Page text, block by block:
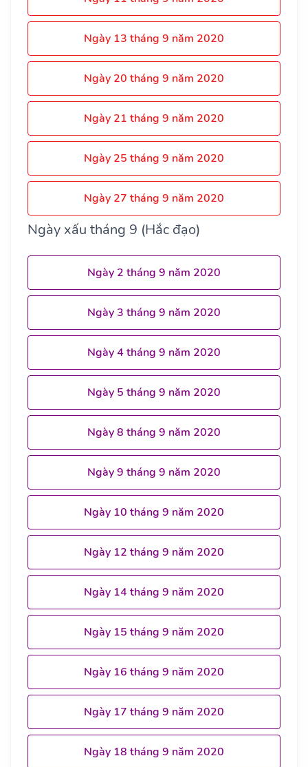
Ngày 13 tháng 9 năm 2020
Ngày 20 tháng 9 năm 2020
Ngày 21 tháng 9 năm 2020
Ngày 25 tháng 9 năm 2020
Ngày 27 tháng 9 năm 2020
Ngày xấu tháng 9 (Hắc đạo)
Ngày 2 tháng 9 năm 2020
Ngày 3 tháng 9 năm 2020
Ngày 4 tháng 9 năm 2020
Ngày 5 tháng 9 năm 2020
Ngày 8 tháng 9 năm 2020
Ngày 9 tháng 9 năm 2020
Ngày 10 tháng 9 năm 2020
Ngày 12 tháng 9 năm 2020
Ngày 14 tháng 9 năm 2020
Ngày 15 tháng 9 năm 2020
Ngày 16 tháng 9 năm 2020
Ngày 17 tháng 9 năm 2020
Ngày 18 tháng 9 năm 2020